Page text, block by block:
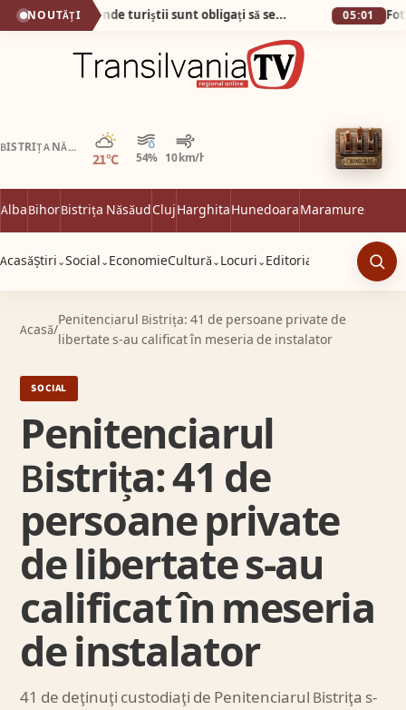
NOUTĂȚI Plaja din Tunisia unde turiștii sunt obligați să se descalțe! Nisipul e atât de fin încât pare cernut prin sită! 05:01
BISTRIȚA NĂSĂUD
21°C 54% 10 km/h
Parțial noros
AlbaBihorBistrița NăsăudClujHarghitaHunedoaraMaramureș
AcasăȘtiri ⌄Social ⌄ EconomieCultură ⌄ Locuri ⌄ Editorial
Acasă/
Penitenciarul Bistrița: 41 de persoane private de
libertate s-au calificat în meseria de instalator
SOCIAL
Penitenciarul
Bistrița: 41 de
persoane private
de libertate s-au
calificat în meseria
de instalator
41 de deţinuţi custodiaţi de Penitenciarul Bistriţa s-